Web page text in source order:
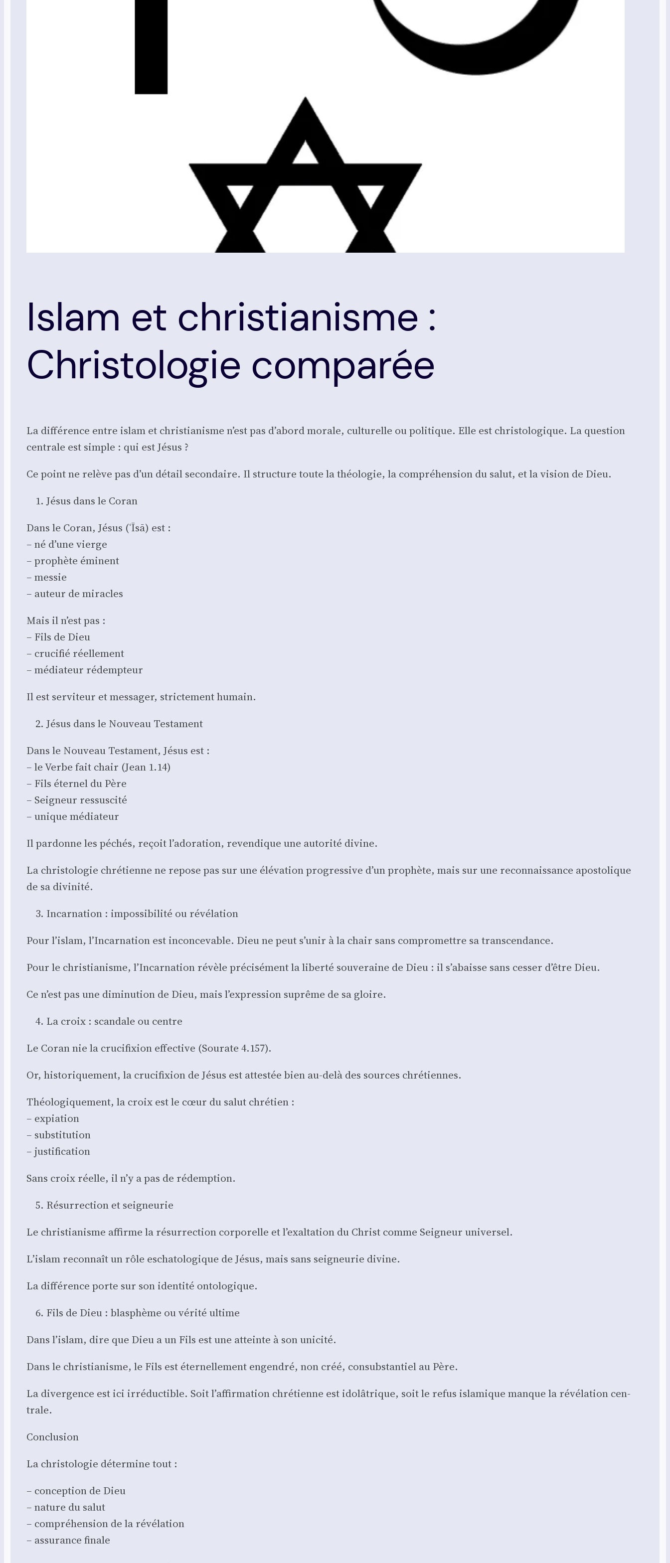
Islam et christianisme :
Christologie comparée
La dif­fé­rence entre islam et chris­tia­nisme n’est pas d’abord morale, cultu­relle ou poli­tique. Elle est chris­to­lo­gique. La ques­tion
cen­trale est simple : qui est Jésus ?
Ce point ne relève pas d’un détail secon­daire. Il struc­ture toute la théo­lo­gie, la com­pré­hen­sion du salut, et la vision de Dieu.
Jésus dans le Coran
Dans le Coran, Jésus (ʿĪsā) est :
– né d’une vierge
– pro­phète émi­nent
– mes­sie
– auteur de miracles
Mais il n’est pas :
– Fils de Dieu
– cru­ci­fié réel­le­ment
– média­teur rédemp­teur
Il est ser­vi­teur et mes­sa­ger, stric­te­ment humain.
Jésus dans le Nou­veau Tes­ta­ment
Dans le Nou­veau Tes­ta­ment, Jésus est :
– le Verbe fait chair (Jean 1.14)
– Fils éter­nel du Père
– Sei­gneur res­sus­ci­té
– unique média­teur
Il par­donne les péchés, reçoit l’adoration, reven­dique une auto­ri­té divine.
La chris­to­lo­gie chré­tienne ne repose pas sur une élé­va­tion pro­gres­sive d’un pro­phète, mais sur une recon­nais­sance apos­to­lique
de sa divi­ni­té.
Incar­na­tion : impos­si­bi­li­té ou révé­la­tion
Pour l’islam, l’Incarnation est incon­ce­vable. Dieu ne peut s’unir à la chair sans com­pro­mettre sa trans­cen­dance.
Pour le chris­tia­nisme, l’Incarnation révèle pré­ci­sé­ment la liber­té sou­ve­raine de Dieu : il s’abaisse sans ces­ser d’être Dieu.
Ce n’est pas une dimi­nu­tion de Dieu, mais l’expression suprême de sa gloire.
La croix : scan­dale ou centre
Le Coran nie la cru­ci­fixion effec­tive (Sou­rate 4.157).
Or, his­to­ri­que­ment, la cru­ci­fixion de Jésus est attes­tée bien au-delà des sources chré­tiennes.
Théo­lo­gi­que­ment, la croix est le cœur du salut chré­tien :
– expia­tion
– sub­sti­tu­tion
– jus­ti­fi­ca­tion
Sans croix réelle, il n’y a pas de rédemp­tion.
Résur­rec­tion et sei­gneu­rie
Le chris­tia­nisme affirme la résur­rec­tion cor­po­relle et l’exaltation du Christ comme Sei­gneur uni­ver­sel.
L’islam recon­naît un rôle escha­to­lo­gique de Jésus, mais sans sei­gneu­rie divine.
La dif­fé­rence porte sur son iden­ti­té onto­lo­gique.
Fils de Dieu : blas­phème ou véri­té ultime
Dans l’islam, dire que Dieu a un Fils est une atteinte à son uni­ci­té.
Dans le chris­tia­nisme, le Fils est éter­nel­le­ment engen­dré, non créé, consub­stan­tiel au Père.
La diver­gence est ici irré­duc­tible. Soit l’affirmation chré­tienne est ido­lâ­trique, soit le refus isla­mique manque la révé­la­tion cen­
trale.
Conclu­sion
La chris­to­lo­gie déter­mine tout :
– concep­tion de Dieu
– nature du salut
– com­pré­hen­sion de la révé­la­tion
– assu­rance finale